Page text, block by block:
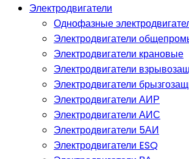
Электродвигатели
Однофазные
Электродвигатели
Электродвигатели крановые
Электродвигатели
Электродвигатели
Электродвигатели АИР
Электродвигатели АИС
Электродвигатели 5АИ
Электродвигатели ESQ